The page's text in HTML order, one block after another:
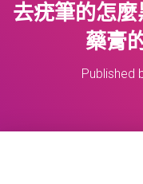
去疣筆的怎
藥膏
Published